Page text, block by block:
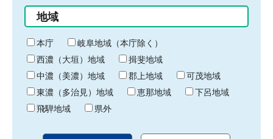
始
り
間
終
わ
り
地域
本庁
岐阜地域（本庁除く）
西濃（大垣）地域
揖斐地域
中濃（美濃）地域
郡上地域
可茂地域
東濃（多治見）地域
恵那地域
下呂地域
飛騨地域
県外